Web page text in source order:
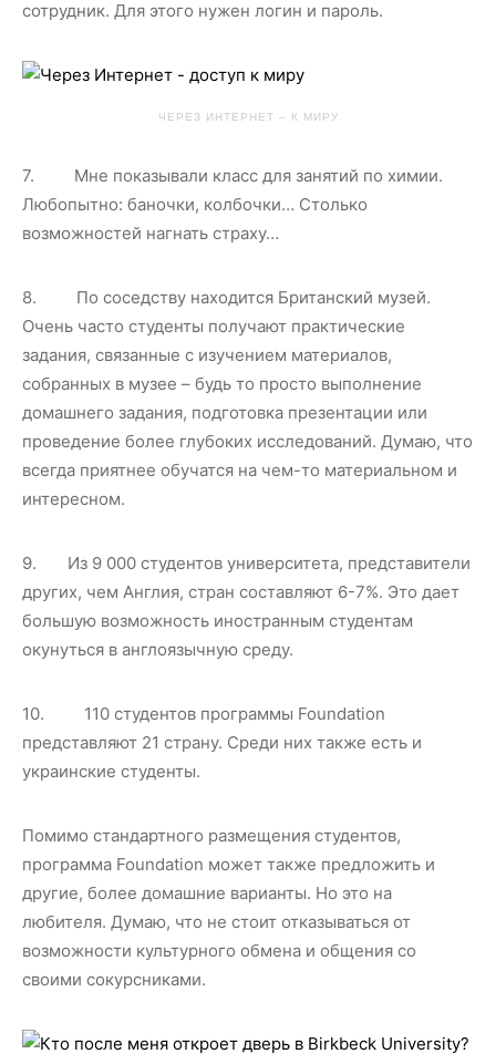
сотрудник. Для этого нужен логин и пароль.
ЧЕРЕЗ ИНТЕРНЕТ – К МИРУ
7. Мне показывали класс для занятий по химии.
Любопытно: баночки, колбочки… Столько
возможностей нагнать страху…
8. По соседству находится Британский музей.
Очень часто студенты получают практические
задания, связанные с изучением материалов,
собранных в музее – будь то просто выполнение
домашнего задания, подготовка презентации или
проведение более глубоких исследований. Думаю, что
всегда приятнее обучатся на чем-то материальном и
интересном.
9. Из 9 000 студентов университета, представители
других, чем Англия, стран составляют 6-7%. Это дает
большую возможность иностранным студентам
окунуться в англоязычную среду.
10. 110 студентов программы Foundation
представляют 21 страну. Среди них также есть и
украинские студенты.
Помимо стандартного размещения студентов,
программа Foundation может также предложить и
другие, более домашние варианты. Но это на
любителя. Думаю, что не стоит отказываться от
возможности культурного обмена и общения со
своими сокурсниками.